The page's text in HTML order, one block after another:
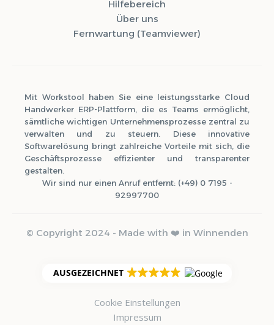
Hilfebereich
Über uns
Fernwartung (Teamviewer)
Mit Workstool haben Sie eine leistungsstarke Cloud
Handwerker ERP-Plattform, die es Teams ermöglicht,
sämtliche wichtigen Unternehmensprozesse zentral zu
verwalten und zu steuern. Diese innovative
Softwarelösung bringt zahlreiche Vorteile mit sich, die
Geschäftsprozesse effizienter und transparenter
gestalten.
Wir sind nur einen Anruf entfernt: (+49) 0 7195 -
92997700
© Copyright 2024 - Made with ❤️ in Winnenden
AUSGEZEICHNET
Cookie Einstellungen
Impressum